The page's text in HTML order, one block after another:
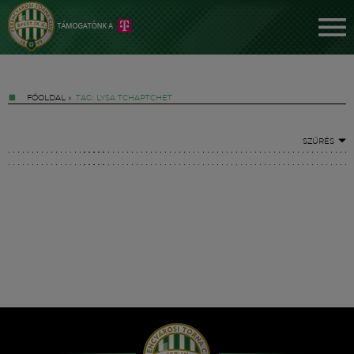
FŐOLDAL » TAG: LYSA TCHAPTCHET
SZŰRÉS
Hírek